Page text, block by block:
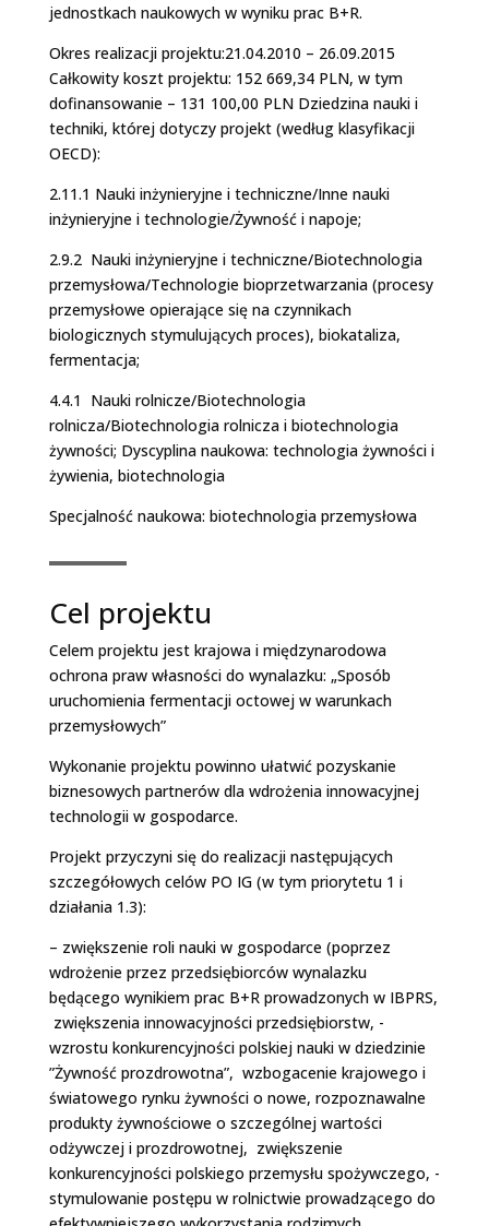
jednostkach naukowych w wyniku prac B+R.
Okres realizacji projektu:21.04.2010 – 26.09.2015
Całkowity koszt projektu: 152 669,34 PLN, w tym
dofinansowanie – 131 100,00 PLN Dziedzina nauki i
techniki, której dotyczy projekt (według klasyfikacji
OECD):
2.11.1 Nauki inżynieryjne i techniczne/Inne nauki
inżynieryjne i technologie/Żywność i napoje;
2.9.2 ­ Nauki inżynieryjne i techniczne/Biotechnologia
przemysłowa/Technologie bioprzetwarzania (procesy
przemysłowe opierające się na czynnikach
biologicznych stymulujących proces), biokataliza,
fermentacja;
4.4.1 ­ Nauki rolnicze/Biotechnologia
rolnicza/Biotechnologia rolnicza i biotechnologia
żywności; Dyscyplina naukowa: technologia żywności i
żywienia, biotechnologia
Specjalność naukowa: biotechnologia przemysłowa
Cel projektu
Celem projektu jest krajowa i międzynarodowa
ochrona praw własności do wynalazku: „Sposób
uruchomienia fermentacji octowej w warunkach
przemysłowych”
Wykonanie projektu powinno ułatwić pozyskanie
biznesowych partnerów dla wdrożenia innowacyjnej
technologii w gospodarce.
Projekt przyczyni się do realizacji następujących
szczegółowych celów PO IG (w tym priorytetu 1 i
działania 1.3):
– zwiększenie roli nauki w gospodarce (poprzez
wdrożenie przez przedsiębiorców wynalazku
będącego wynikiem prac B+R prowadzonych w IBPRS,
­ zwiększenia innowacyjności przedsiębiorstw, ­
wzrostu konkurencyjności polskiej nauki w dziedzinie
”Żywność prozdrowotna”, ­ wzbogacenie krajowego i
światowego rynku żywności o nowe, rozpoznawalne
produkty żywnościowe o szczególnej wartości
odżywczej i prozdrowotnej, ­ zwiększenie
konkurencyjności polskiego przemysłu spożywczego, ­
stymulowanie postępu w rolnictwie prowadzącego do